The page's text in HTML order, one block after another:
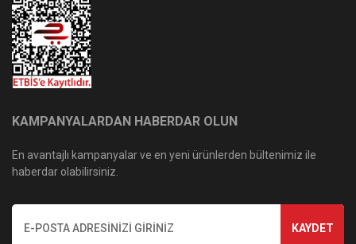
KAMPANYALARDAN HABERDAR OLUN
En avantajlı kampanyalar ve en yeni ürünlerden bültenimiz ile
haberdar olabilirsiniz.
KAYDET